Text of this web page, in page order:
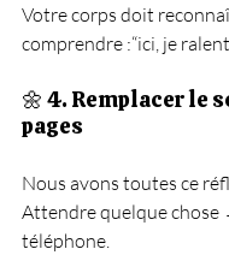
Votre corps doit
comprendre :“ici, je
🌼 4. Remplacer le
pages
Nous avons toutes ce
Attendre quelque
téléphone.